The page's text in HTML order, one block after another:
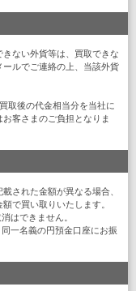
ない外貨等は、買取できな
ルでご連絡の上、当該外貨
取後の代金相当分を当社に
客さまのご負担となりま
された金額が異なる場合、
で買い取りいたします。
はできません。
一名義の円預金口座にお振